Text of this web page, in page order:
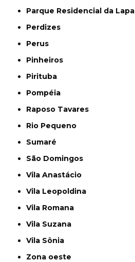
Parque Residencial da Lapa
Perdizes
Perus
Pinheiros
Pirituba
Pompéia
Raposo Tavares
Rio Pequeno
Sumaré
São Domingos
Vila Anastácio
Vila Leopoldina
Vila Romana
Vila Suzana
Vila Sônia
Zona oeste